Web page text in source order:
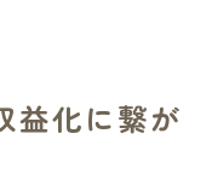
益化に繋が